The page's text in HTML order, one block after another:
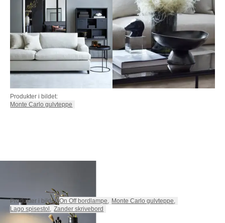
Produkter i bildet:
Monte Carlo gulvteppe
Produkter i bildet: On Off bordlampe, Monte Carlo gulvteppe,
Lago spisestol , Zander skrivebord